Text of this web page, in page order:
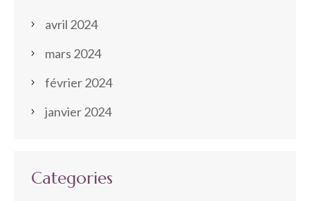
avril 2024
mars 2024
février 2024
janvier 2024
Categories